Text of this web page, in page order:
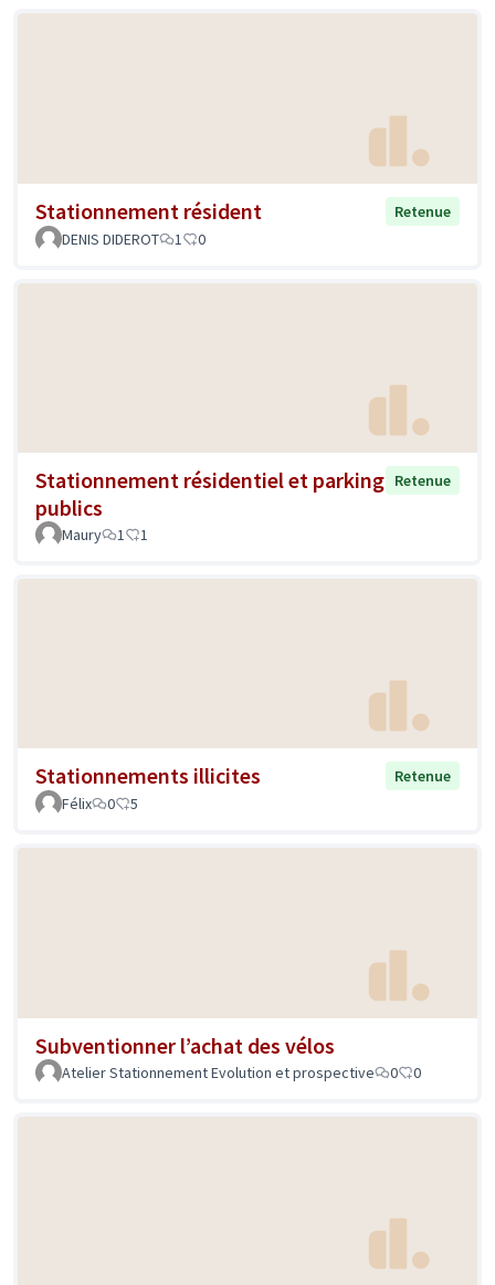
Stationnement résident
Retenue
DENIS DIDEROT
1 0
Stationnement résidentiel et parking
publics
Retenue
Maury 1 1
Stationnements illicites
Retenue
Félix
0 5
Subventionner l’achat des vélos
Atelier Stationnement Evolution et prospective 0 0